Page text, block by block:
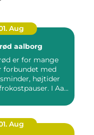
Aug
aalborg
er for mange
forbundet med
højtider
I Aa...
Aug